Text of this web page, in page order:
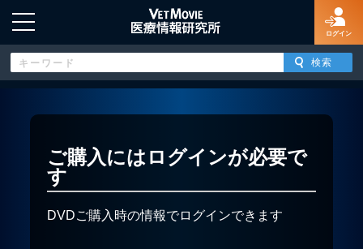
ログイン
新規登録
ご購入にはログインが必要で
す
DVDご購入時の情報でログインできます